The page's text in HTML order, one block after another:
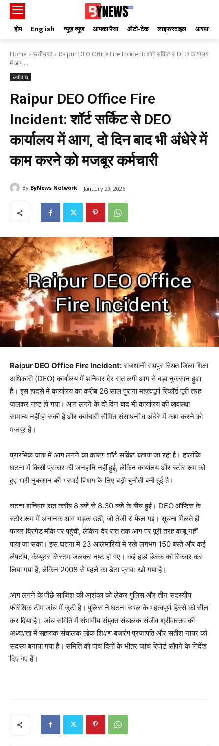
होम English न्यूज़ व्यूज आपका पैसा ऑटो-टेक लाइफस्टाइल आस्था
Home छत्तीसगढ़
Raipur DEO Office Fire Incident: शॉर्ट सर्किट से DEO कार्यालय
में आग,...
छत्तीसगढ़
Raipur DEO Office Fire
Incident: शॉर्ट सर्किट से DEO
कार्यालय में आग, दो दिन बाद भी अंधेरे में
काम करने को मजबूर कर्मचारी
By ByNews Network January 20, 2026
Raipur DEO Office Fire Incident:राजधानी रायपुर स्थित जिला शिक्षा
अधिकारी (DEO) कार्यालय में शनिवार देर रात लगी आग से बड़ा नुकसान हुआ
है। इस हादसे में कार्यालय का करीब 26 साल पुराना महत्वपूर्ण रिकॉर्ड पूरी तरह
जलकर नष्ट हो गया। आग लगने के दो दिन बाद भी कार्यालय की व्यवस्था
सामान्य नहीं हो सकी है और कर्मचारी सीमित संसाधनों व अंधेरे में काम करने को
मजबूर हैं।
प्रारंभिक जांच में आग लगने का कारण शॉर्ट सर्किट बताया जा रहा है। हालांकि
घटना में किसी प्रकार की जनहानि नहीं हुई, लेकिन कार्यालय और स्टोर रूम को
हुए भारी नुकसान की भरपाई विभाग के लिए बड़ी चुनौती बनी हुई है।
घटना शनिवार रात करीब 8 बजे से 8.30 बजे के बीच हुई। DEO ऑफिस के
स्टोर रूम में अचानक आग भड़क उठी, जो तेजी से फैल गई। सूचना मिलते ही
फायर ब्रिगेड मौके पर पहुंची, लेकिन देर रात तक आग पर पूरी तरह काबू नहीं
पाया जा सका। इस घटना में 23 आलमारियों में रखे लगभग 150 बस्ते और कई
लैपटॉप, कंप्यूटर सिस्टम जलकर नष्ट हो गए। कई हार्ड डिस्क को रिकवर कर
लिया गया है, लेकिन 2008 से पहले का डेटा प्रायः खो गया है।
आग लगने के पीछे साजिश की आशंका को लेकर पुलिस और तीन सदस्यीय
फोरेंसिक टीम जांच में जुटी है। पुलिस ने घटना स्थल के महत्वपूर्ण हिस्से को सील
कर दिया है। जांच समिति में संभागीय संयुक्त संचालक संजीव श्रीवास्तव की
अध्यक्षता में सहायक संचालक लोक शिक्षण बजरंग प्रजापति और सतीश नायर को
सदस्य बनाया गया है। समिति को पांच दिनों के भीतर जांच रिपोर्ट सौंपने के निर्देश
दिए गए हैं।